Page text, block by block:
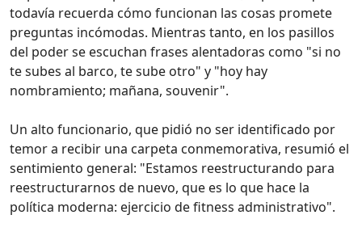
todavía recuerda cómo funcionan las cosas promete
preguntas incómodas. Mientras tanto, en los pasillos
del poder se escuchan frases alentadoras como "si no
te subes al barco, te sube otro" y "hoy hay
nombramiento; mañana, souvenir".
Un alto funcionario, que pidió no ser identificado por
temor a recibir una carpeta conmemorativa, resumió el
sentimiento general: "Estamos reestructurando para
reestructurarnos de nuevo, que es lo que hace la
política moderna: ejercicio de fitness administrativo".